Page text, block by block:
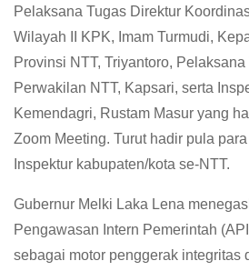
Pelaksana Tugas Direktur
Wilayah II KPK, Imam Turmudi,
Provinsi NTT, Triyantoro,
Perwakilan NTT, Kapsari, serta
Kemendagri, Rustam Masur yang
Zoom Meeting. Turut hadir pula
Inspektur kabupaten/kota se-NTT.
Gubernur Melki Laka Lena
Pengawasan Intern Pemerintah
sebagai motor penggerak integritas